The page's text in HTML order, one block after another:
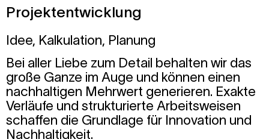
Projektentwicklung
Idee, Kalkulation, Planung
Bei aller Liebe zum Detail behalten wir das
große Ganze im Auge und können einen
nachhaltigen Mehrwert generieren. Exakte
Verläufe und strukturierte Arbeitsweisen
schaffen die Grundlage für Innovation und
Nachhaltigkeit.